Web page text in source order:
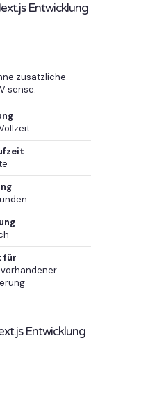
Entwicklung
zusätzliche
sense.
für
Entwicklung